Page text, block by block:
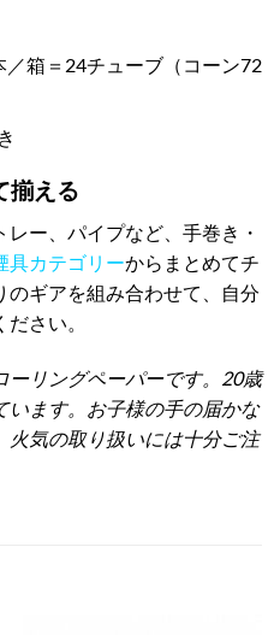
／箱＝24チューブ（コーン72
揃える
ー、パイプなど、手巻き・
具カテゴリーからまとめてチ
のギアを組み合わせて、自分
さい。
リングペーパーです。20歳
います。お子様の手の届かな
火気の取り扱いには十分ご注